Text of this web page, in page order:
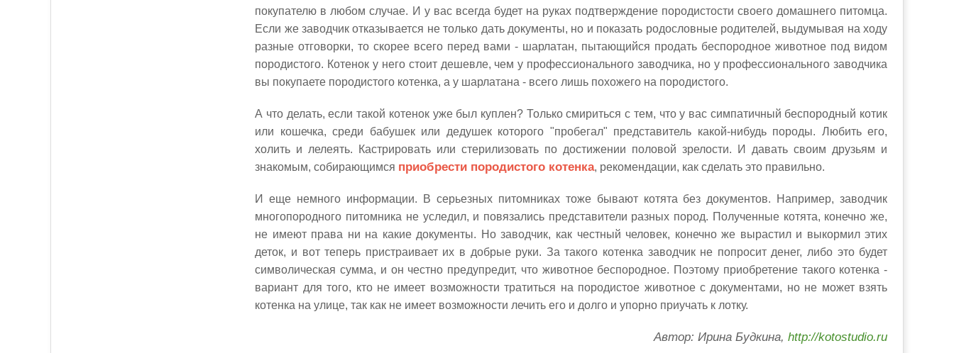
покупателю в любом случае. И у вас всегда будет на руках подтверждение породистости своего домашнего питомца.
Если же заводчик отказывается не только дать документы, но и показать родословные родителей, выдумывая на ходу
разные отговорки, то скорее всего перед вами - шарлатан, пытающийся продать беспородное животное под видом
породистого. Котенок у него стоит дешевле, чем у профессионального заводчика, но у профессионального заводчика
вы покупаете породистого котенка, а у шарлатана - всего лишь похожего на породистого.
А что делать, если такой котенок уже был куплен? Только смириться с тем, что у вас симпатичный беспородный котик
или кошечка, среди бабушек или дедушек которого "пробегал" представитель какой-нибудь породы. Любить его,
холить и лелеять. Кастрировать или стерилизовать по достижении половой зрелости. И давать своим друзьям и
знакомым, собирающимся приобрести породистого котенка, рекомендации, как сделать это правильно.
И еще немного информации. В серьезных питомниках тоже бывают котята без документов. Например, заводчик
многопородного питомника не уследил, и повязались представители разных пород. Полученные котята, конечно же,
не имеют права ни на какие документы. Но заводчик, как честный человек, конечно же вырастил и выкормил этих
деток, и вот теперь пристраивает их в добрые руки. За такого котенка заводчик не попросит денег, либо это будет
символическая сумма, и он честно предупредит, что животное беспородное. Поэтому приобретение такого котенка -
вариант для того, кто не имеет возможности тратиться на породистое животное с документами, но не может взять
котенка на улице, так как не имеет возможности лечить его и долго и упорно приучать к лотку.
Автор: Ирина Будкина,http://kotostudio.ru